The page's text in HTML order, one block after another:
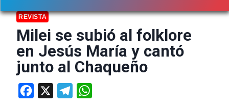
REVISTA
Milei se subió al folklore
en Jesús María y cantó
junto al Chaqueño
Facebook Telegram